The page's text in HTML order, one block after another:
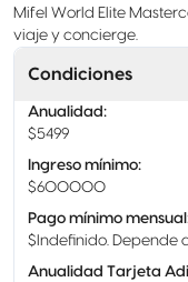
Mifel World Elite
viaje y concierge.
Condiciones
Anualidad:
$5499
Ingreso mínimo:
$600000
Pago mínimo mensual
$Indefinido. Depende
Anualidad Tarjeta